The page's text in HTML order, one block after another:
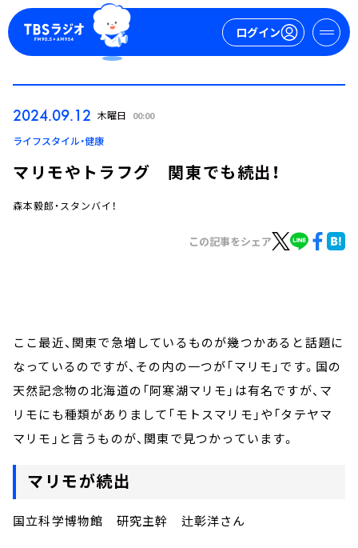
ログイン
ログイン
TBS Podcast
お知らせ
イベント・グッズ
YouTube
会社情報
2024.09.12 木曜日 00:00
ライフスタイル・健康
マリモやトラフグ 関東でも続出！
森本毅郎・スタンバイ！
この記事をシェア
ここ最近、関東で急増しているものが幾つかあると話題に
なっているのですが、その内の一つが「マリモ」です。国の
天然記念物の北海道の「阿寒湖マリモ」は有名ですが、マ
リモにも種類がありまして「モトスマリモ」や「タテヤマ
マリモ」と言うものが、関東で見つかっています。
マリモが続出
国立科学博物館 研究主幹 辻彰洋さん